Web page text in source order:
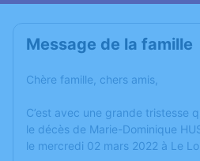
Message de la famille
Chère famille, chers amis,
C’est avec une grande tristesse
le décès de Marie-Dominique
le mercredi 02 mars 2022 à Le